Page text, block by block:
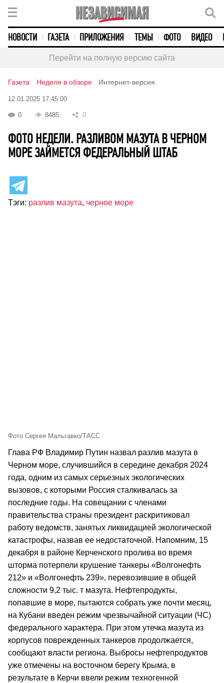
НОВОСТИ ГАЗЕТА ПРИЛОЖЕНИЯ ТЕМЫ ФОТО ВИДЕО
Перейти на полную версию сайта
Газета Неделя в обзоре Интернет-версия
12.01.2025 17:45:00
0 8485 0
ФОТО НЕДЕЛИ. РАЗЛИВОМ МАЗУТА В ЧЕРНОМ
МОРЕ ЗАЙМЕТСЯ ФЕДЕРАЛЬНЫЙ ШТАБ
Тэги: разлив мазута, черное море
Фото Сергея Мальгавко/ТАСС
Глава РФ Владимир Путин назвал разлив мазута в
Черном море, случившийся в середине декабря 2024
года, одним из самых серьезных экологических
вызовов, с которыми Россия сталкивалась за
последние годы. На совещании с членами
правительства страны президент раскритиковал
работу ведомств, занятых ликвидацией экологической
катастрофы, назвав ее недостаточной. Напомним, 15
декабря в районе Керченского пролива во время
шторма потерпели крушение танкеры «Волгонефть
212» и «Волгонефть 239», перевозившие в общей
сложности 9,2 тыс. т мазута. Нефтепродукты,
попавшие в море, пытаются собрать уже почти месяц,
на Кубани введен режим чрезвычайной ситуации (ЧС)
федерального характера. При этом утечка мазута из
корпусов поврежденных танкеров продолжается,
сообщают власти региона. Выбросы нефтепродуктов
уже отмечены на восточном берегу Крыма, в
результате в Керчи ввели режим техногенной